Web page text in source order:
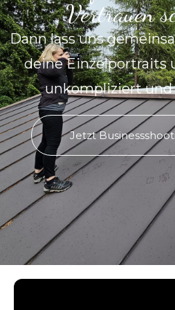
Vertrauen
Dann lass uns
deine Einzelportraits
unkompliziert und
Jetzt